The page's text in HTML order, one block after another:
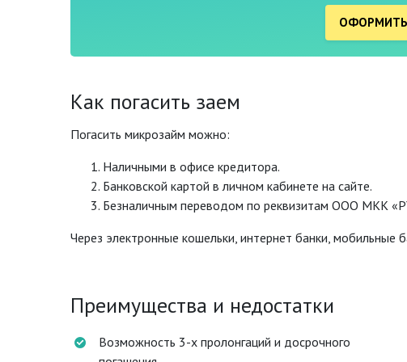
ОФОРМИТЬ
Как погасить заем
Погасить микрозайм можно:
Наличными в офисе кредитора.
Банковской картой в личном кабинете на сайте.
Безналичным переводом по реквизитам ООО МКК
Через электронные кошельки, интернет банки, мобильные
Преимущества и недостатки
Возможность 3-х пролонгаций и досрочного